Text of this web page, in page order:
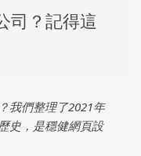
司？記得這
我們整理了2021年
史，是穩健網頁設